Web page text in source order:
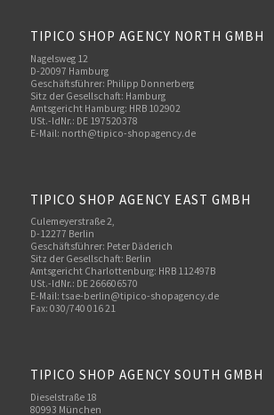
TIPICO SHOP AGENCY NORTH GMBH
Nagelsweg 12
D-20097 Hamburg
Geschäftsführer: Philipp Donnerberg
Sitz der Gesellschaft: Hamburg
Amtsgericht Hamburg: HRB 102902
USt.-IdNr.: DE 197520378
E-Mail: north@tipico-shopagency.de
TIPICO SHOP AGENCY EAST GMBH
Culemeyerstraße 2,
D-12277 Berlin
Geschäftsführer: Peter Däderich
Sitz der Gesellschaft: Berlin
Amtsgericht Charlottenburg: HRB 112497B
USt.-IdNr.: DE 266606570
E-Mail: tsae-berlin@tipico-shopagency.de
Fax: 030/740 016 21
TIPICO SHOP AGENCY SOUTH GMBH
Dieselstraße 18
80993 München